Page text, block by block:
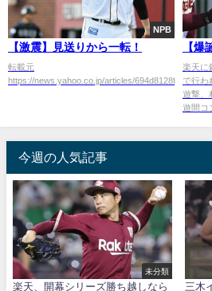
NPB
【激震】見送りから一転！
転載元
https://news.yahoo.co.jp/articles/
【爆
楽天に
で行わ
遊撃、
遊間コ
今週の人気記事
未分類
楽天、開幕シリーズ勝ち越しなら
三木